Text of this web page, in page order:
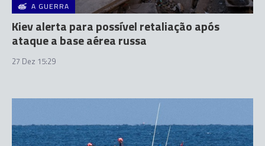
A GUERRA
Kiev alerta para possível retaliação após
ataque a base aérea russa
27 Dez 15:29